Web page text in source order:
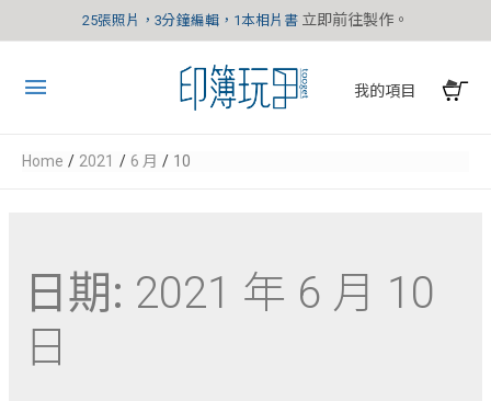
25張照片，3分鐘編輯，1本相片書 立即前往製作。
我的項目
Home 2021 6 月 10
日期: 2021 年 6 月 10
日